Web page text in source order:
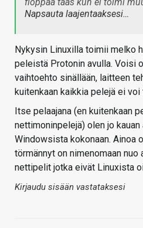
Napsauta laajentaaksesi…
Nykysin Linuxilla toimii melko
peleistä Protonin avulla. Voisi
vaihtoehto sinällään, laitteen
kuitenkaan kaikkia pelejä ei voi
Itse pelaajana (en kuitenkaan
nettimoninpelejä) olen jo
Windowsista kokonaan. Ainoa
törmännyt on nimenomaan
nettipelit jotka eivät Linuxista
Kirjaudu sisään vastataksesi